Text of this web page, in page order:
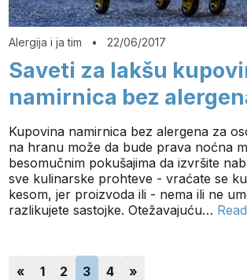
Alergija i ja tim • 22/06/2017
Saveti za lakšu
namirnica bez
Kupovina namirnica bez alergena za
na hranu može da bude prava noćna
besomučnim pokušajima da izvršite
sve kulinarske prohteve - vraćate se
kesom, jer proizvoda ili - nema ili ne
razlikujete sastojke. Otežavajuću…
« 1 2 3 4 »